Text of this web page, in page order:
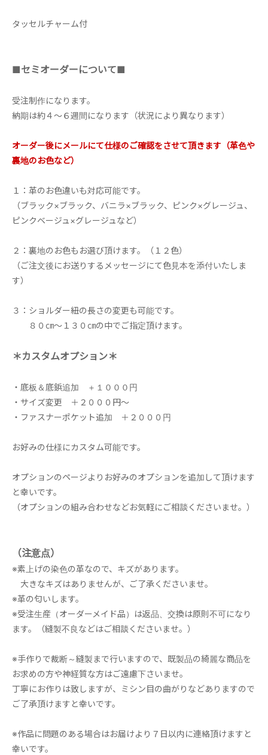
タッセルチャーム付
■セミオーダーについて■
受注制作になります。
納期は約４～６週間になります（状況により異なります）
オーダー後にメールにて仕様のご確認をさせて頂きます（革色や
裏地のお色など）
１：革のお色違いも対応可能です。
（ブラック×ブラック、バニラ×ブラック、ピンク×グレージュ、
ピンクベージュ×グレージュなど）
２：裏地のお色もお選び頂けます。（１２色）
（ご注文後にお送りするメッセージにて色見本を添付いたしま
す）
３：ショルダー紐の長さの変更も可能です。
８０㎝～１３０㎝の中でご指定頂けます。
＊カスタムオプション＊
・底板＆底鋲追加 ＋１０００円
・サイズ変更 ＋２０００円～
・ファスナーポケット追加 ＋２０００円
お好みの仕様にカスタム可能です。
オプションのページよりお好みのオプションを追加して頂けます
と幸いです。
（オプションの組み合わせなどお気軽にご相談くださいませ。）
（注意点）
※素上げの染色の革なので、キズがあります。
大きなキズはありませんが、ご了承くださいませ。
※革の匂いします。
※受注生産（オーダーメイド品）は返品、交換は原則不可になり
ます。（縫製不良などはご相談くださいませ。）
※手作りで裁断～縫製まで行いますので、既製品の綺麗な商品を
お求めの方や神経質な方はご遠慮下さいませ。
丁寧にお作りは致しますが、ミシン目の曲がりなどありますので
ご了承頂けますと幸いです。
※作品に問題のある場合はお届けより７日以内に連絡頂けますと
幸いです。